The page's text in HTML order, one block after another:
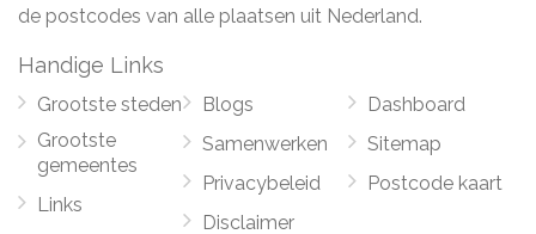
de postcodes van alle plaatsen uit Nederland.
Handige Links
Grootste steden
Grootste
gemeentes
Links
Blogs
Samenwerken
Privacybeleid
Disclaimer
Dashboard
Sitemap
Postcode kaart